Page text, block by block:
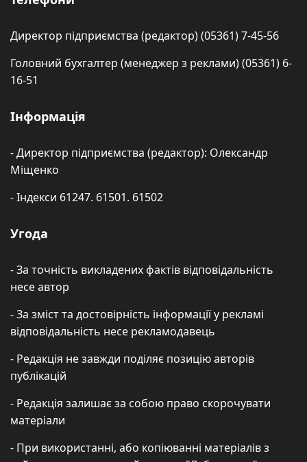
Директор підприємства (редактор) (05361) 7-45-56
Головний бухгалтер (менеджер з реклами) (05361) 6-
16-51
Інформація
- Директор підприємства (редактор): Олександр
Міщенко
- Індекси 61247. 61501. 61502
Угода
- За точність викладених фактів відповідальність
несе автор
- За зміст та достовірність інформації у рекламі
відповідальність несе рекламодавець
- Редакція не завжди поділяє позицію авторів
публікацій
- Редакція залишає за собою право скорочувати
матеріали
- При використанні, або копіюванні матеріалів з